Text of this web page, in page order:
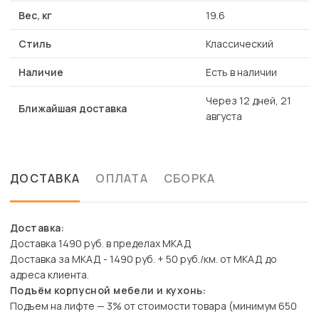
Вес, кг 19.6
Стиль Классический
Наличие Есть в наличии
Ближайшая доставка
Через 12 дней, 21
августа
ДОСТАВКА ОПЛАТА СБОРКА
Доставка:
Доставка 1490 руб. в пределах МКАД
Доставка за МКАД - 1490 руб. + 50 руб./км. от МКАД до
адреса клиента.
Подъём корпусной мебели и кухонь:
Подъем на лифте — 3% от стоимости товара (минимум 650